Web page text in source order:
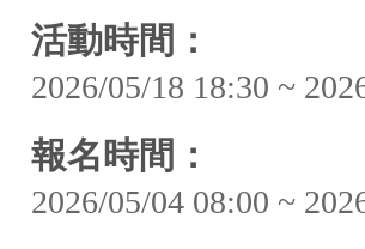
活動時間：
2026/05/18 18:30 ~
報名時間：
2026/05/04 08:00 ~